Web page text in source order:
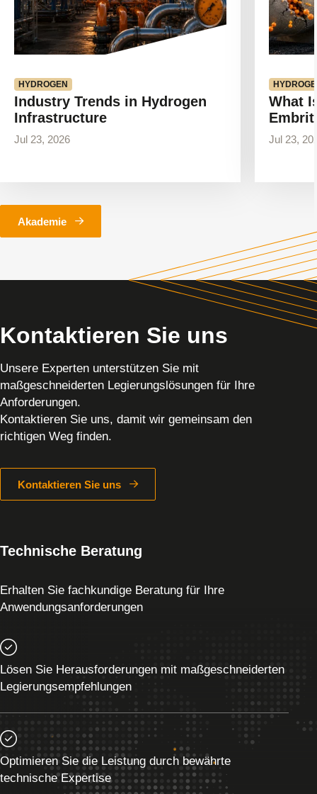
HYDROGEN
Industry Trends in Hydrogen
Infrastructure
Jul 23, 2026
What
Jul 23,
Akademie
Kontaktieren Sie uns
Unsere Experten unterstützen Sie mit
maßgeschneiderten Legierungslösungen für Ihre
Anforderungen.
Kontaktieren Sie uns, damit wir gemeinsam den
richtigen Weg finden.
Kontaktieren Sie uns
Technische Beratung
Erhalten Sie fachkundige Beratung für Ihre
Anwendungsanforderungen
Lösen Sie Herausforderungen mit maßgeschneiderten
Legierungsempfehlungen
Optimieren Sie die Leistung durch bewährte
technische Expertise